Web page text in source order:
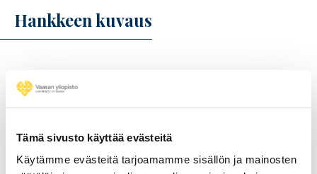
Tämä sivusto käyttää evästeitä
Käytämme evästeitä tarjoamamme sisällön ja mainosten
Hankkeen kuvaus
Uusi yhteiseurooppalainen projekti
Batteries Technology, Training and Skills) tukee
akkujen valmistukseen.